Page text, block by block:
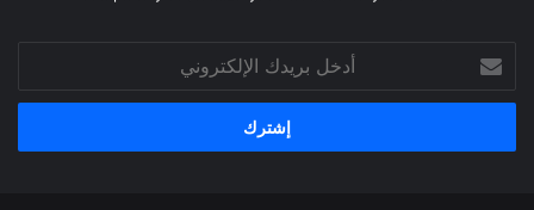
بريدك
الإلكتروني